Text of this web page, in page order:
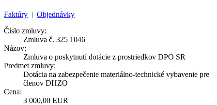
Faktúry | Objednávky
Číslo zmluvy:
Zmluva č. 325 1046
Názov:
Zmluva o poskytnutí dotácie z prostriedkov DPO SR
Predmet zmluvy:
Dotácia na zabezpečenie materiálno-technické vybavenie pre
členov DHZO
Cena:
3 000,00 EUR